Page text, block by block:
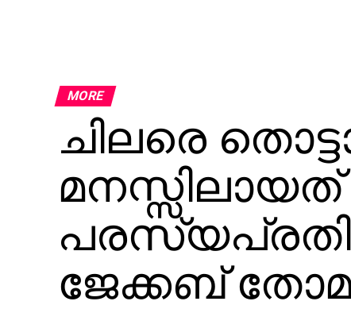
MORE
ചിലരെ
ജേക്കബ്